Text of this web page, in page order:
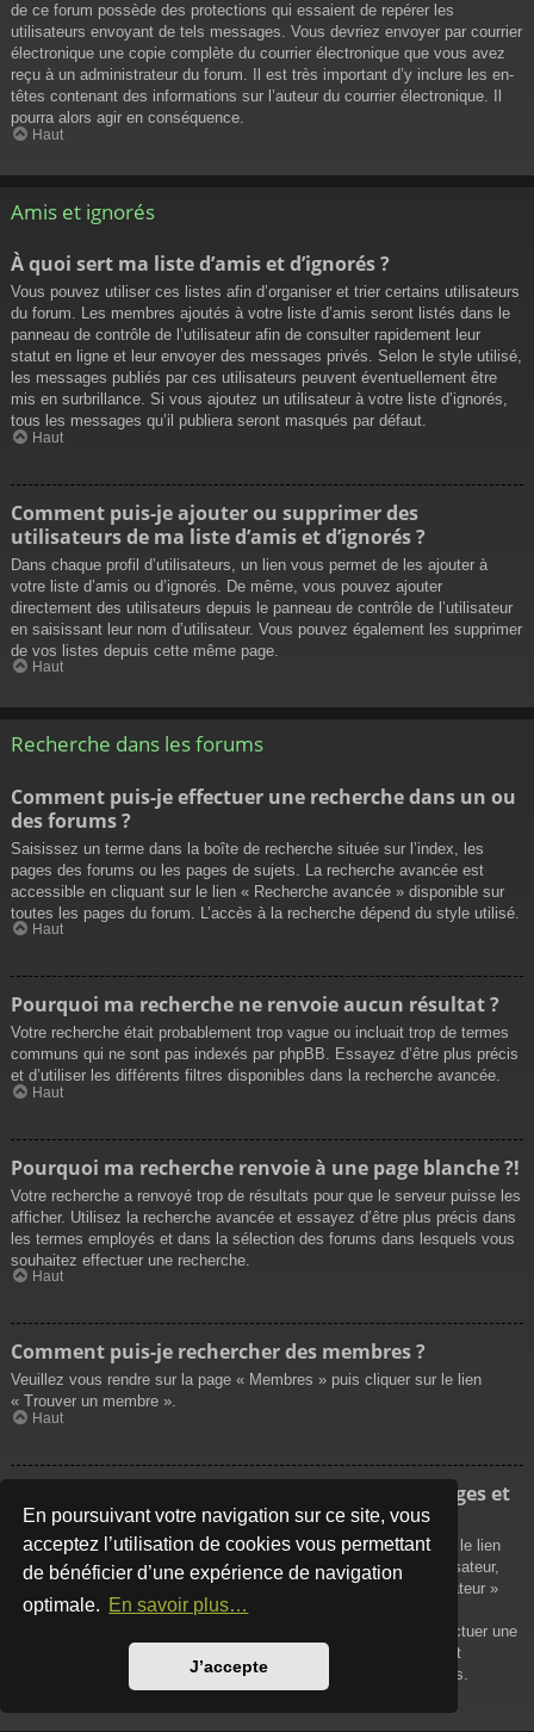
En poursuivant votre navigation sur ce site, vous
acceptez l’utilisation de cookies vous permettant
de bénéficier d’une expérience de navigation
optimale. En savoir plus…
J’accepte
de ce forum possède des protections qui essaient de repérer les
utilisateurs envoyant de tels messages. Vous devriez envoyer par courrier
électronique une copie complète du courrier électronique que vous avez
reçu à un administrateur du forum. Il est très important d’y inclure les en-
têtes contenant des informations sur l’auteur du courrier électronique. Il
pourra alors agir en conséquence.
Haut
Amis et ignorés
À quoi sert ma liste d’amis et d’ignorés ?
Vous pouvez utiliser ces listes afin d’organiser et trier certains utilisateurs
du forum. Les membres ajoutés à votre liste d’amis seront listés dans le
panneau de contrôle de l’utilisateur afin de consulter rapidement leur
statut en ligne et leur envoyer des messages privés. Selon le style utilisé,
les messages publiés par ces utilisateurs peuvent éventuellement être
mis en surbrillance. Si vous ajoutez un utilisateur à votre liste d’ignorés,
tous les messages qu’il publiera seront masqués par défaut.
Haut
Comment puis-je ajouter ou supprimer des
utilisateurs de ma liste d’amis et d’ignorés ?
Dans chaque profil d’utilisateurs, un lien vous permet de les ajouter à
votre liste d’amis ou d’ignorés. De même, vous pouvez ajouter
directement des utilisateurs depuis le panneau de contrôle de l’utilisateur
en saisissant leur nom d’utilisateur. Vous pouvez également les supprimer
de vos listes depuis cette même page.
Haut
Recherche dans les forums
Comment puis-je effectuer une recherche dans un ou
des forums ?
Saisissez un terme dans la boîte de recherche située sur l’index, les
pages des forums ou les pages de sujets. La recherche avancée est
accessible en cliquant sur le lien « Recherche avancée » disponible sur
toutes les pages du forum. L’accès à la recherche dépend du style utilisé.
Haut
Pourquoi ma recherche ne renvoie aucun résultat ?
Votre recherche était probablement trop vague ou incluait trop de termes
communs qui ne sont pas indexés par phpBB. Essayez d’être plus précis
et d’utiliser les différents filtres disponibles dans la recherche avancée.
Haut
Pourquoi ma recherche renvoie à une page blanche ?!
Votre recherche a renvoyé trop de résultats pour que le serveur puisse les
afficher. Utilisez la recherche avancée et essayez d’être plus précis dans
les termes employés et dans la sélection des forums dans lesquels vous
souhaitez effectuer une recherche.
Haut
Comment puis-je rechercher des membres ?
Veuillez vous rendre sur la page « Membres » puis cliquer sur le lien
« Trouver un membre ».
Haut
Comment puis-je retrouver mes propres messages et
sujets ?
Vos propres messages peuvent être affichés soit en cliquant sur le lien
« Afficher vos messages » dans le panneau de contrôle de l’utilisateur,
soit en cliquant sur le lien « Rechercher les messages de l’utilisateur »
sur la page de votre propre profil ou soit en cliquant sur le menu
« Raccourcis » situé sur la partie supérieure du forum. Pour effectuer une
recherche de vos propres sujets, utilisez la recherche avancée et
remplissez convenablement les options qui vous sont disponibles.